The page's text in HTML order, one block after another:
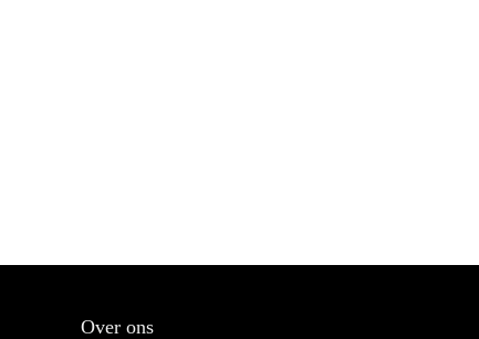
Over ons